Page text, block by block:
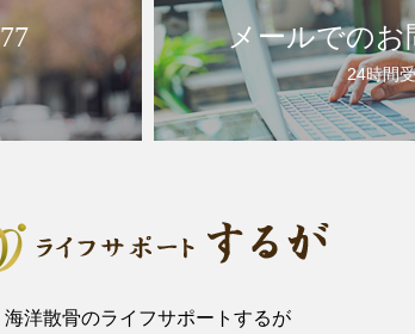
メールでのお
24時間
海洋散骨のライフサポートするが